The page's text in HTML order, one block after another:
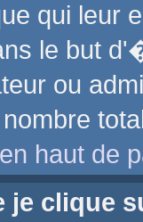
qui leur
le but
ou
haut de
je clique